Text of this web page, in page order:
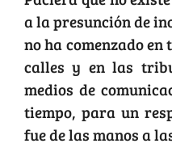
a la presunción de
no ha comenzado
calles y en las
medios de
tiempo, para un
fue de las manos a